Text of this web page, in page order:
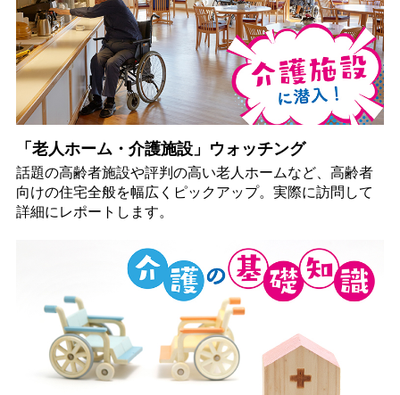
「老人ホーム・介護施設」ウォッチング
話題の高齢者施設や評判の高い老人ホームなど、高齢者
向けの住宅全般を幅広くピックアップ。実際に訪問して
詳細にレポートします。